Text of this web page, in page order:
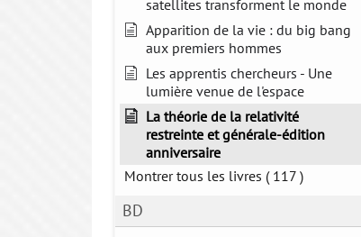
satellites transforment le monde
Apparition de la vie : du big bang
aux premiers hommes
Les apprentis chercheurs - Une
lumière venue de l'espace
La théorie de la relativité
restreinte et générale-édition
anniversaire
Montrer tous les livres ( 117 )
BD